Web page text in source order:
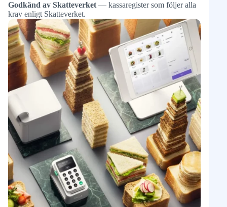
Godkänd av Skatteverket— kassaregister som följer alla
krav enligt Skatteverket.